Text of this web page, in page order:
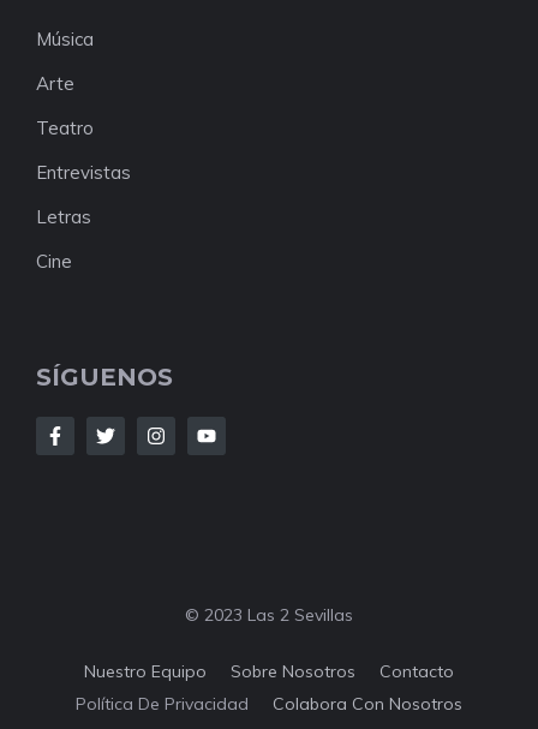
Música
Arte
Teatro
Entrevistas
Letras
Cine
SÍGUENOS
© 2023 Las 2 Sevillas
Nuestro Equipo Sobre Nosotros
Contacto
Política De Privacidad
Colabora Con Nosotros